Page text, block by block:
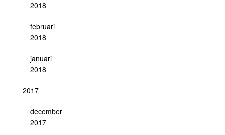
2018
februari
2018
januari
2018
2017
december
2017